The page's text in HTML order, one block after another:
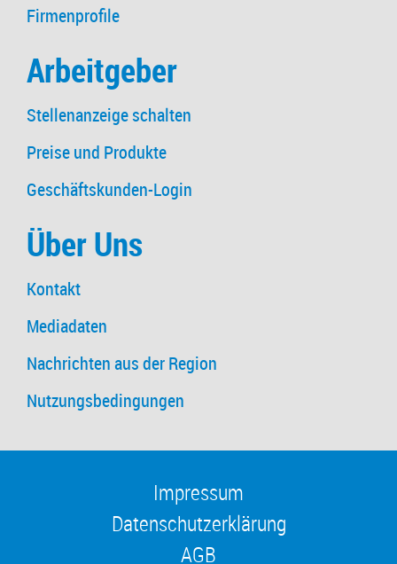
Firmenprofile
Arbeitgeber
Stellenanzeige schalten
Preise und Produkte
Geschäftskunden-Login
Über Uns
Kontakt
Mediadaten
Nachrichten aus der Region
Nutzungsbedingungen
Impressum
Datenschutzerklärung
AGB